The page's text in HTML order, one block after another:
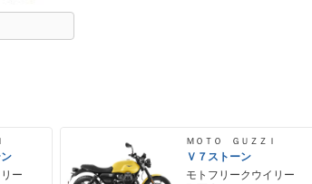
リー
ＭＯＴＯ ＧＵＺＺＩ
Ｖ７ストーン
モトフリークウイリー